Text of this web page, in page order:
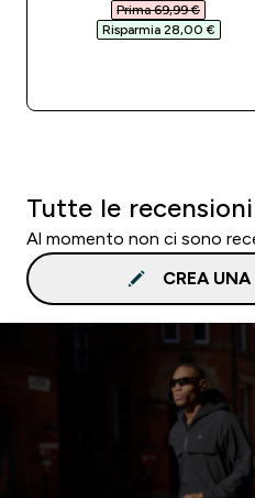
Prima 69,99 €‎
Risparmia 28,00 €‎
Tutte le
Al momento non ci sono
CREA UNA